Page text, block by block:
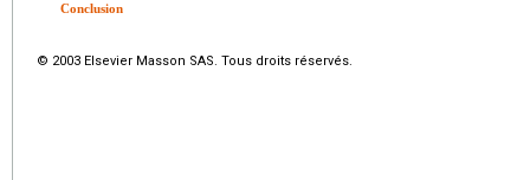
Conclusion
© 2003 Elsevier Masson SAS. Tous droits réservés.